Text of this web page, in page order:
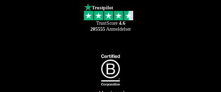
Trustpilot
TrustScore 4.6
205555 Anmeldelser